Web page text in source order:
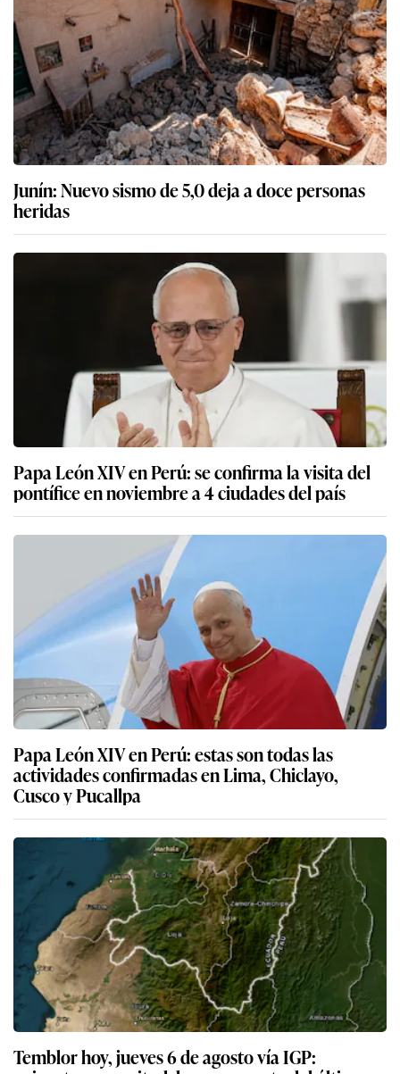
Junín: Nuevo sismo de 5,0 deja a doce personas
heridas
Papa León XIV en Perú: se confirma la visita del
pontífice en noviembre a 4 ciudades del país
Papa León XIV en Perú: estas son todas las
actividades confirmadas en Lima, Chiclayo,
Cusco y Pucallpa
Temblor hoy, jueves 6 de agosto vía IGP: